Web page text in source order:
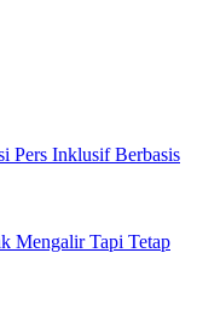
Pers Inklusif Berbasis
Mengalir Tapi Tetap